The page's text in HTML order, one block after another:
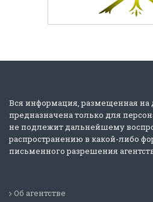
Вся информация, размещенная на
предназначена только для
не подлежит дальнейшему
распространению в какой-либо
письменного разрешения
Об агентстве